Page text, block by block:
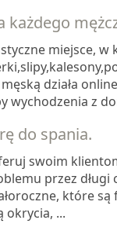
każdego
miejsce,
działa
wychodzenia z
do spania.
swoim
przez długi
które
okrycia, ...